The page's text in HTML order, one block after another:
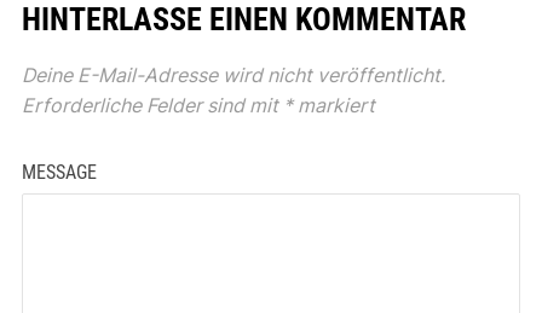
HINTERLASSE EINEN KOMMENTAR
Deine E-Mail-Adresse wird nicht veröffentlicht.
Erforderliche Felder sind mit *markiert
MESSAGE